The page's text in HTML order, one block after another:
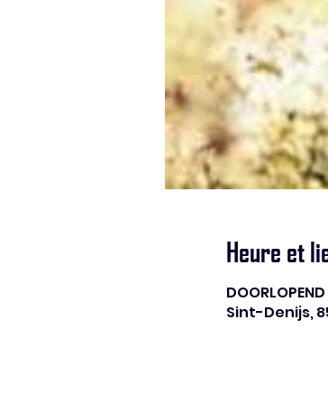
Heure et
DOORLOPEND
Sint-Denijs,